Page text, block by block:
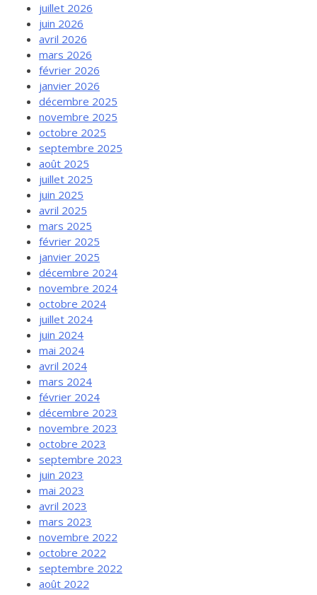
juillet 2026
juin 2026
avril 2026
mars 2026
février 2026
janvier 2026
décembre 2025
novembre 2025
octobre 2025
septembre 2025
août 2025
juillet 2025
juin 2025
avril 2025
mars 2025
février 2025
janvier 2025
décembre 2024
novembre 2024
octobre 2024
juillet 2024
juin 2024
mai 2024
avril 2024
mars 2024
février 2024
décembre 2023
novembre 2023
octobre 2023
septembre 2023
juin 2023
mai 2023
avril 2023
mars 2023
novembre 2022
octobre 2022
septembre 2022
août 2022